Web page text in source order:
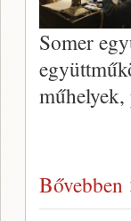
Somer
Bővebben